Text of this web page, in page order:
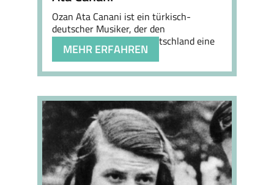
Ozan Ata Canani ist ein türkisch-
deutscher Musiker, der den
Gastarbeiter:innen in Deutschland eine
Stimme gab.
MEHR ERFAHREN